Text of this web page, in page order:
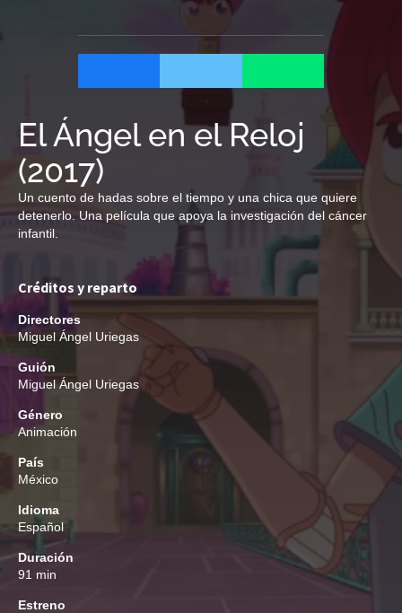
El Ángel en el Reloj
(2017)
Un cuento de hadas sobre el tiempo y una chica que quiere
detenerlo. Una película que apoya la investigación del cáncer
infantil.
Créditos y reparto
Directores
Miguel Ángel Uriegas
Guión
Miguel Ángel Uriegas
Género
Animación
País
México
Idioma
Español
Duración
91 min
Estreno